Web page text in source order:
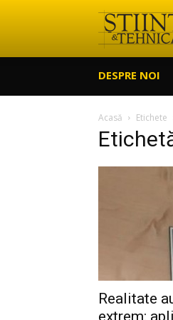
DESPRE NOI
Acasă Etichete
Realitate
extrem: